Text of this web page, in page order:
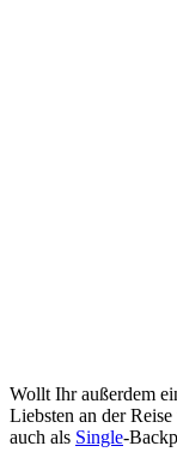
Wollt Ihr außerdem
Liebsten an der
auch als Single-